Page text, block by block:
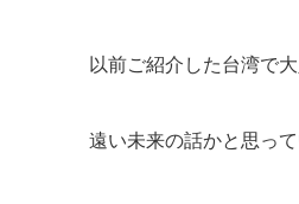
以前ご紹介した台湾で
遠い未来の話かと思っ